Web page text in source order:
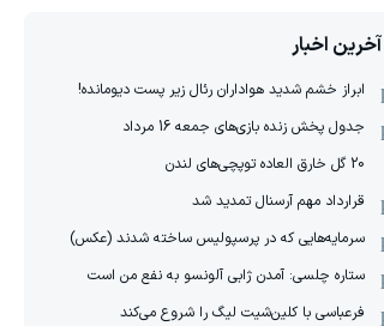
آخرین اخبار
ابراز خشم شدید هواداران رئال زیر پست دیومانده!
جدول پخش زنده بازی‌های جمعه 16 مرداد
20 گل خارق العاده توپچی‌های لندن
قرارداد مهم آرسنال تمدید شد
سرمایه‌هایی که در پرسپولیس ساخته شدند (عکس)
ستاره چلسی: آمدن ژابی آلونسو به نفع من است
فرعباسی با کلین‌شیت لیگ را شروع می‌کند